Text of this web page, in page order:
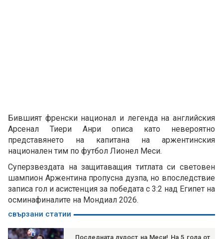
Бившият френски национал и легенда на английския
Арсенал Тиери Анри описа като невероятно
представянето на капитана на аржентинския
национален тим по футбол Лионел Меси.
Суперзвездата на защитаващия титлата си световен
шампион Аржентина пропусна дузпа, но впоследствие
записа гол и асистенция за победата с 3:2 над Египет на
осминафиналите на Мондиал 2026.
свързани статии
Последната лудост на Меси! На 5 гола от